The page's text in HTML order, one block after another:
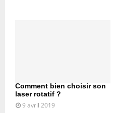
Comment bien choisir son
laser rotatif ?
9 avril 2019